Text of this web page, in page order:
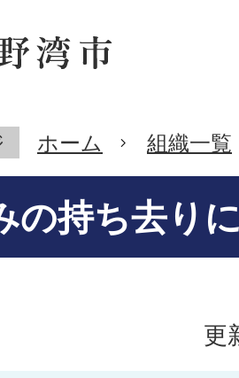
ホーム 組織一覧
の持ち去り
更